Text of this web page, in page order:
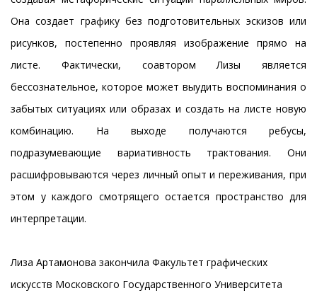
Она создает графику без подготовительных эскизов или
рисунков, постепенно проявляя изображение прямо на
листе. Фактически, соавтором Лизы является
бессознательное, которое может выудить воспоминания о
забытых ситуациях или образах и создать на листе новую
комбинацию. На выходе получаются ребусы,
подразумевающие вариативность трактования. Они
расшифровываются через личный опыт и переживания, при
этом у каждого смотрящего остается пространство для
интерпретации.
Лиза Артамонова закончила Факультет графических
искусств Московского Государственного Университета